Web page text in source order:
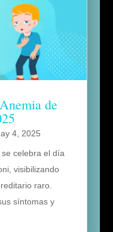
de
4, 2025
celebra el día
visibilizando
raro.
síntomas y